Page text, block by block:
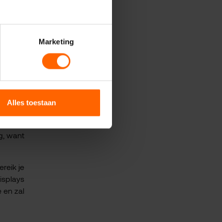
Marketing
Alles toestaan
de
een
af:
want
je
en zal